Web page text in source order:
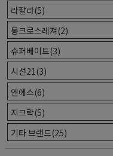
라팔라(5)
몽크로스레져(2)
슈퍼베이트(3)
시선21(3)
엔에스(6)
지크락(5)
기타 브랜드(25)